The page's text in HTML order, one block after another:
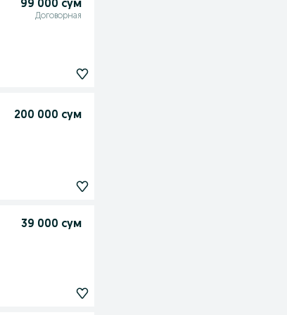
99 000 сум
Договорная
200 000 сум
39 000 сум